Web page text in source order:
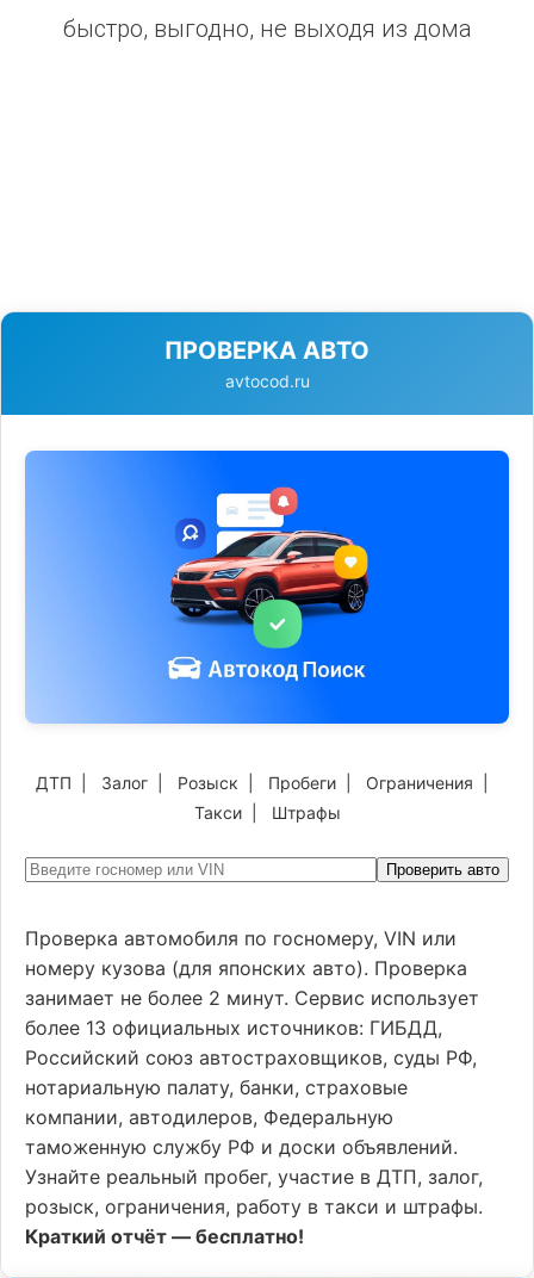
быстро, выгодно, не выходя из дома
ПРОВЕРКА АВТО
avtocod.ru
ДТП Залог Розыск Пробеги Ограничения
Такси| Штрафы
Проверить авто
Проверка автомобиля по госномеру, VIN или
номеру кузова (для японских авто). Проверка
занимает не более 2 минут. Сервис использует
более 13 официальных источников: ГИБДД,
Российский союз автостраховщиков, суды РФ,
нотариальную палату, банки, страховые
компании, автодилеров, Федеральную
таможенную службу РФ и доски объявлений.
Узнайте реальный пробег, участие в ДТП, залог,
розыск, ограничения, работу в такси и штрафы.
Краткий отчёт — бесплатно!